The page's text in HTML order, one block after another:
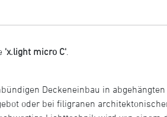
'x.light micro C'
Deckeneinbau in
oder bei filigranen